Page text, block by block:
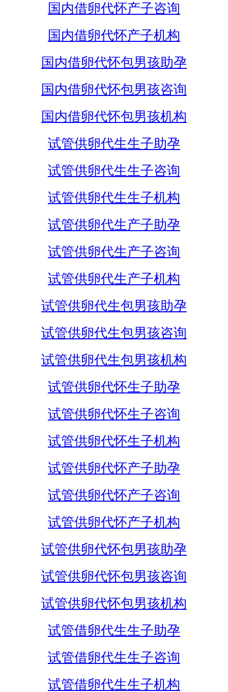
国内借卵代怀产子咨询
国内借卵代怀产子机构
国内借卵代怀包男孩助孕
国内借卵代怀包男孩咨询
国内借卵代怀包男孩机构
试管供卵代生生子助孕
试管供卵代生生子咨询
试管供卵代生生子机构
试管供卵代生产子助孕
试管供卵代生产子咨询
试管供卵代生产子机构
试管供卵代生包男孩助孕
试管供卵代生包男孩咨询
试管供卵代生包男孩机构
试管供卵代怀生子助孕
试管供卵代怀生子咨询
试管供卵代怀生子机构
试管供卵代怀产子助孕
试管供卵代怀产子咨询
试管供卵代怀产子机构
试管供卵代怀包男孩助孕
试管供卵代怀包男孩咨询
试管供卵代怀包男孩机构
试管借卵代生生子助孕
试管借卵代生生子咨询
试管借卵代生生子机构